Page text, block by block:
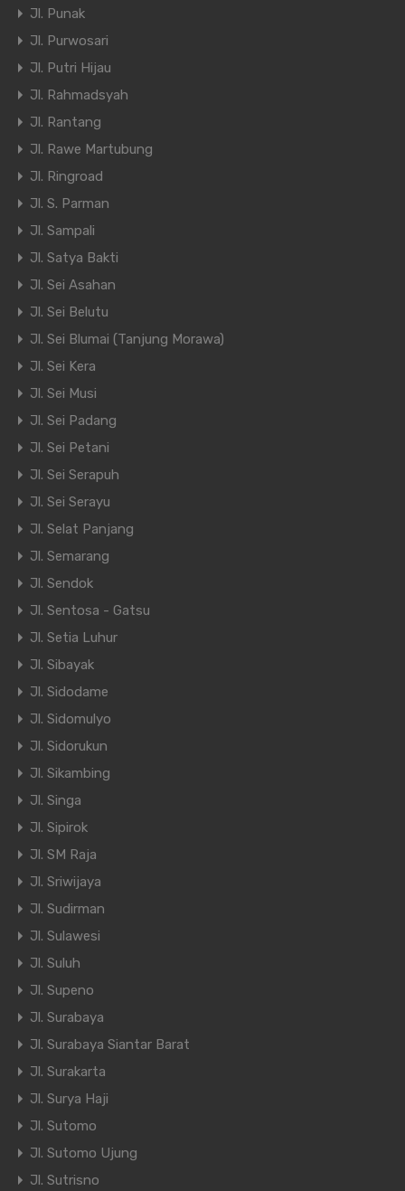
Jl. Punak
Jl. Purwosari
Jl. Putri Hijau
Jl. Rahmadsyah
Jl. Rantang
Jl. Rawe Martubung
Jl. Ringroad
Jl. S. Parman
Jl. Sampali
Jl. Satya Bakti
Jl. Sei Asahan
Jl. Sei Belutu
Jl. Sei Blumai (Tanjung Morawa)
Jl. Sei Kera
Jl. Sei Musi
Jl. Sei Padang
Jl. Sei Petani
Jl. Sei Serapuh
Jl. Sei Serayu
Jl. Selat Panjang
Jl. Semarang
Jl. Sendok
Jl. Sentosa - Gatsu
Jl. Setia Luhur
Jl. Sibayak
Jl. Sidodame
Jl. Sidomulyo
Jl. Sidorukun
Jl. Sikambing
Jl. Singa
Jl. Sipirok
Jl. SM Raja
Jl. Sriwijaya
Jl. Sudirman
Jl. Sulawesi
Jl. Suluh
Jl. Supeno
Jl. Surabaya
Jl. Surabaya Siantar Barat
Jl. Surakarta
Jl. Surya Haji
Jl. Sutomo
Jl. Sutomo Ujung
Jl. Sutrisno